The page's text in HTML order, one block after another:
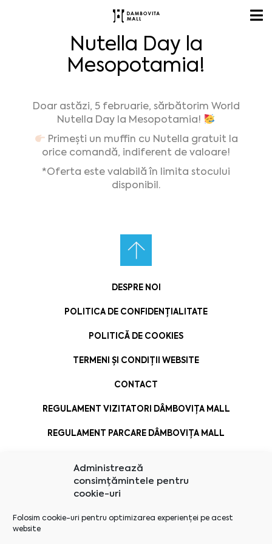
Administrează
consimțămintele pentru
cookie-uri
Folosim cookie-uri pentru optimizarea experienței pe acest
website
Nutella Day la
Mesopotamia!
Doar astăzi, 5 februarie, sărbătorim World
Nutella Day la Mesopotamia!
Primești un muffin cu Nutella gratuit la
orice comandă, indiferent de valoare!
*Oferta este valabilă în limita stocului
disponibil.
DESPRE NOI
POLITICA DE CONFIDENȚIALITATE
POLITICĂ DE COOKIES
TERMENI ȘI CONDIȚII WEBSITE
CONTACT
REGULAMENT VIZITATORI DÂMBOVIȚA MALL
REGULAMENT PARCARE DÂMBOVIȚA MALL